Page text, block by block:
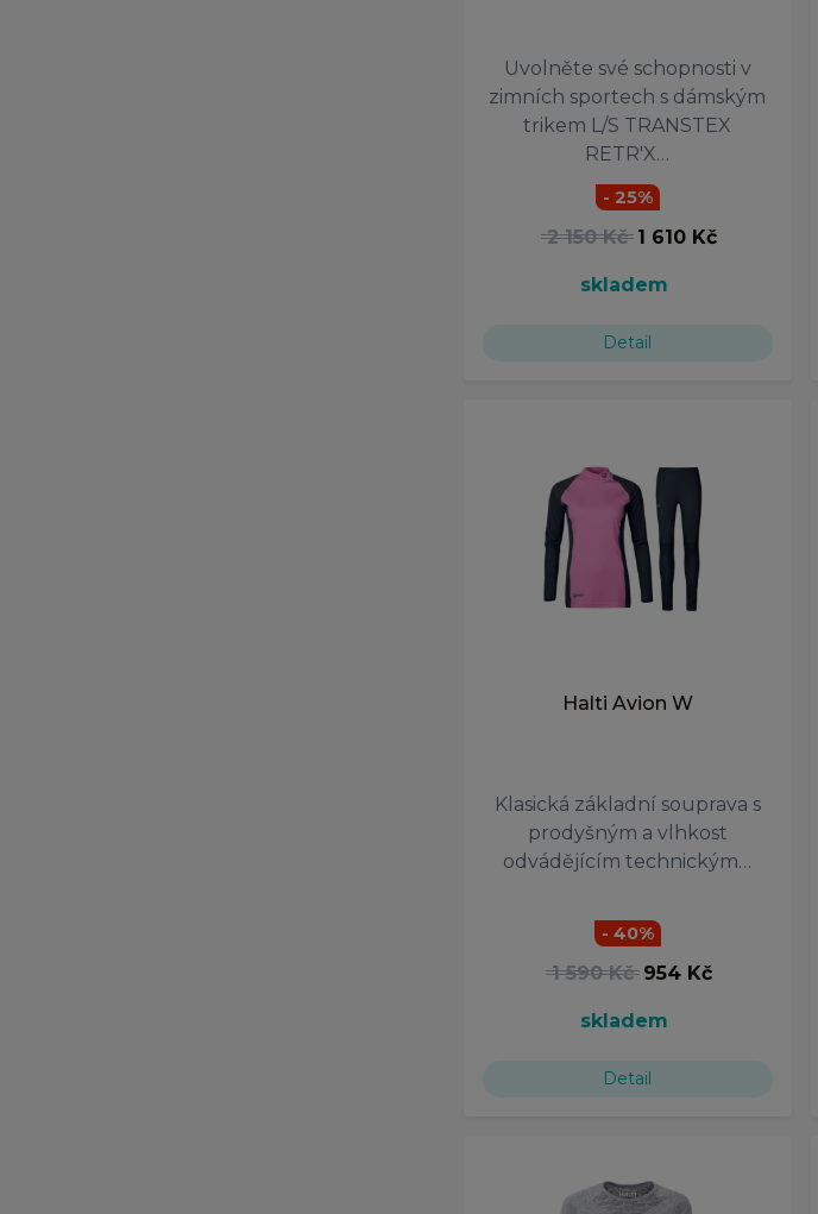
Uvolněte své schopnosti v
zimních sportech s dámským
trikem L/S TRANSTEX
RETR'X…
- 25%
2 150 Kč 1 610 Kč
skladem
Detail
Halti Avion W
Klasická základní souprava s
prodyšným a vlhkost
odvádějícím technickým…
- 40%
1 590 Kč 954 Kč
skladem
Detail